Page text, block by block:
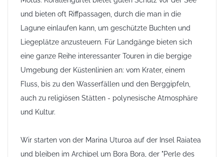
und bieten oft Riffpassagen, durch die man in die
Lagune einlaufen kann, um geschützte Buchten und
Liegeplätze anzusteuern. Für Landgänge bieten sich
eine ganze Reihe interessanter Touren in die bergige
Umgebung der Küstenlinien an: vom Krater, einem
Fluss, bis zu den Wasserfällen und den Berggipfeln,
auch zu religiösen Stätten - polynesische Atmosphäre
und Kultur.
Wir starten von der Marina Uturoa auf der Insel Raiatea
und bleiben im Archipel um Bora Bora, der "Perle des